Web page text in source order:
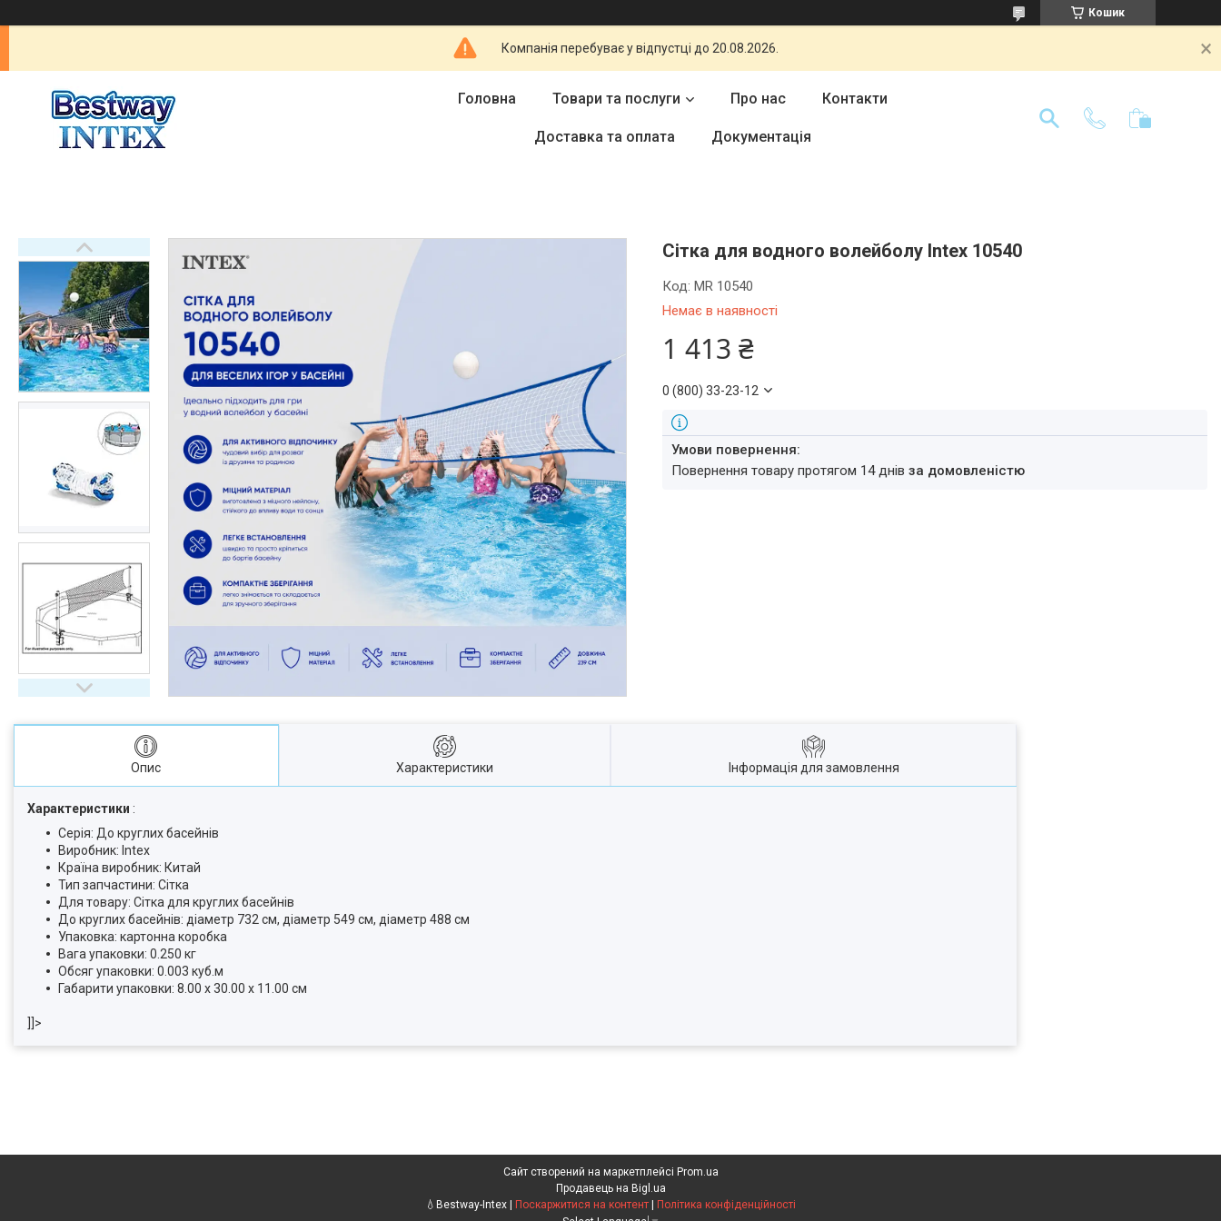
Кошик
Компанія перебуває у відпустці до 20.08.2026.
Головна Товари та послуги Про нас Контакти
Доставка та оплата Документація
Сітка для водного волейболу Intex 10540
Немає в наявності
Код:MR 10540
1 413 ₴
0 (800) 33-23-12
повернення товару протягом 14 днівза домовленістю
Опис Характеристики Інформація для замовлення
Характеристики :
Серія: До круглих басейнів
Виробник: Intex
Країна виробник: Китай
Тип запчастини: Сітка
Для товару: Сітка для круглих басейнів
До круглих басейнів: діаметр 732 см, діаметр 549 см, діаметр 488 см
Упаковка: картонна коробка
Вага упаковки: 0.250 кг
Обсяг упаковки: 0.003 куб.м
Габарити упаковки: 8.00 x 30.00 x 11.00 см
]]>
Сайт створений на маркетплейсі Prom.ua
Продавець на Bigl.ua
Поскаржитися на контент
Політика конфіденційності